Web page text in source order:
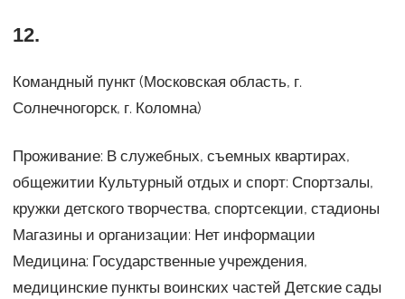
12.
Командный пункт (Московская область, г.
Солнечногорск, г. Коломна)
Проживание: В служебных, съемных квартирах,
общежитии Культурный отдых и спорт: Спортзалы,
кружки детского творчества, спортсекции, стадионы
Магазины и организации: Нет информации
Медицина: Государственные учреждения,
медицинские пункты воинских частей Детские сады